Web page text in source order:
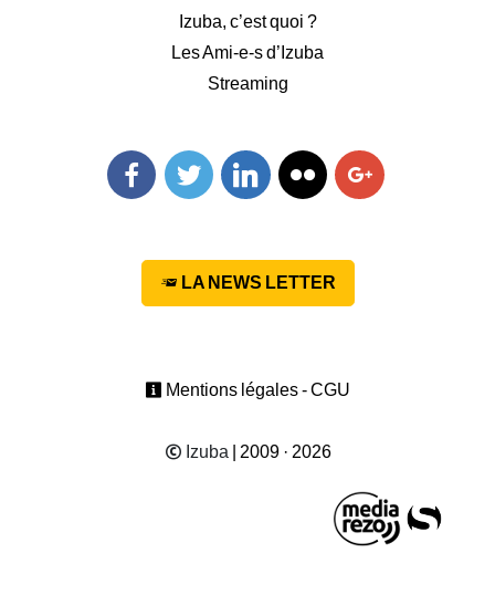
Izuba, c’est quoi ?
Les Ami-e-s d’Izuba
Streaming
LA NEWS LETTER
Mentions légales - CGU
Izuba | 2009 · 2026